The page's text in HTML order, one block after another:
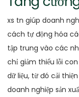
xs tn giúp doanh
cách tự động hóa
tập trung vào các
chỉ giảm thiểu lỗi
dữ liệu, từ đó cải
doanh nghiệp sản